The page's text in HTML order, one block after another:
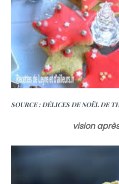
SOURCE :DÉLICES DE NOËL DE
vision